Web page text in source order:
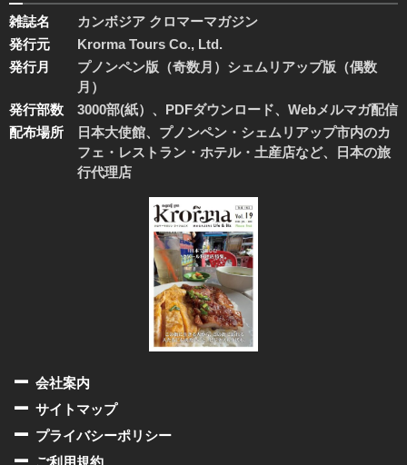
雑誌名
カンボジア クロマーマガジン
発行元
Krorma Tours Co., Ltd.
発行月
プノンペン版（奇数月）シェムリアップ版（偶数
月）
発行部数
3000部(紙）、PDFダウンロード、Webメルマガ配信
配布場所
日本大使館、プノンペン・シェムリアップ市内のカ
フェ・レストラン・ホテル・土産店など、日本の旅
行代理店
会社案内
サイトマップ
プライバシーポリシー
ご利用規約